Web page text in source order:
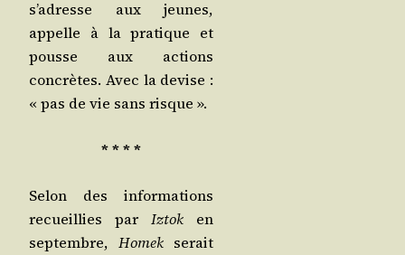
s’a­dresse aux jeunes,
appelle à la pra­tique et
pousse aux actions
concrètes. Avec la devise :
« pas de vie sans risque ».
* * * *
Selon des infor­ma­tions
recueillies par Iztok en
sep­tembre, Homek serait